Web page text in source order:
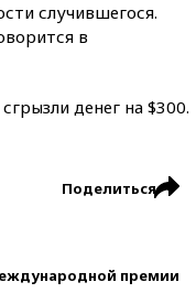
случившегося.
в
денег на $300.
Поделиться
премии